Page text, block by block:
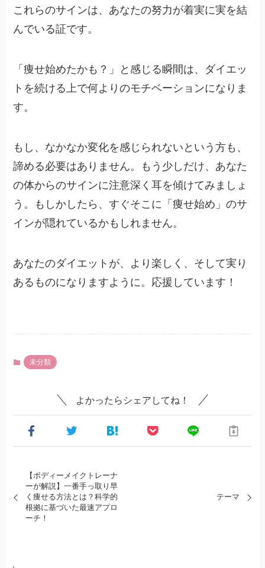
これらのサインは、あなたの努力が着実に実を結
んでいる証です。
「痩せ始めたかも？」と感じる瞬間は、ダイエッ
トを続ける上で何よりのモチベーションになりま
す。
もし、なかなか変化を感じられないという方も、
諦める必要はありません。もう少しだけ、あなた
の体からのサインに注意深く耳を傾けてみましょ
う。もしかしたら、すぐそこに「痩せ始め」のサ
インが隠れているかもしれません。
あなたのダイエットが、より楽しく、そして実り
あるものになりますように。応援しています！
未分類
よかったらシェアしてね！
【ボディーメイクトレーナ
ーが解説】一番手っ取り早
く痩せる方法とは？科学的
根拠に基づいた最速アプロ
ーチ！
テーマ